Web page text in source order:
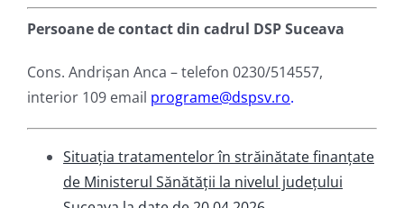
Persoane de contact din cadrul DSP Suceava
Cons. Andrișan Anca – telefon 0230/514557,
interior 109 email programe@dspsv.ro.
Situația tratamentelor în străinătate finanțate
de Ministerul Sănătății la nivelul județului